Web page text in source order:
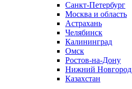
Санкт-Петербург
Москва и область
Астрахань
Челябинск
Калининград
Омск
Ростов-на-Дону
Нижний Новгород
Казахстан